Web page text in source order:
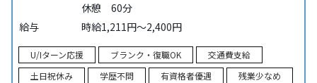
休憩 60分
給与
時給1,211円～2,400円
U/Iターン応援 ブランク・復職OK
交通費支給
土日祝休み
学歴不問 有資格者優遇
残業少なめ